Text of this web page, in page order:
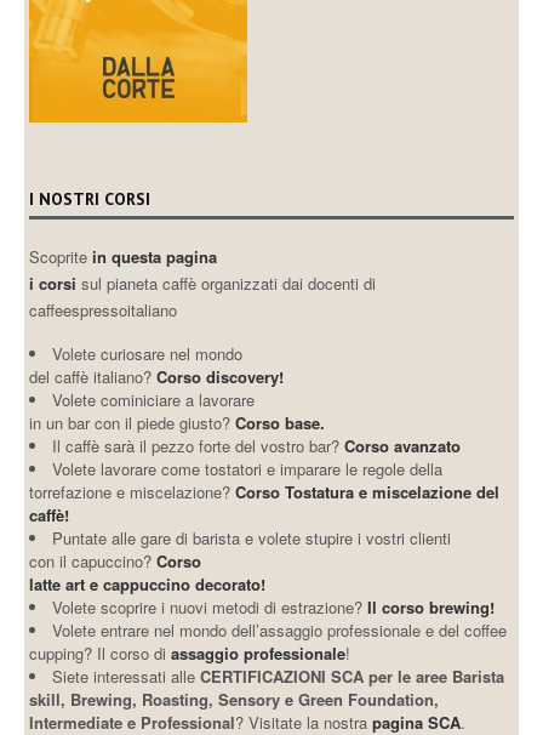
I NOSTRI CORSI
Scopritein questa pagina
i corsi sul pianeta caffè organizzati dai docenti di
caffeespressoitaliano
Volete curiosare nel mondo
del caffè italiano? Corso discovery!
Volete cominiciare a lavorare
in un bar con il piede giusto? Corso base.
Il caffè sarà il pezzo forte del vostro bar?Corso avanzato
Volete lavorare come tostatori e imparare le regole della
torrefazione e miscelazione?Corso Tostatura e miscelazione del
caffè!
Puntate alle gare di barista e volete stupire i vostri clienti
con il capuccino?Corso
latte art e cappuccino decorato!
Volete scoprire i nuovi metodi di estrazione?Il corso brewing!
Volete entrare nel mondo dell’assaggio professionale e del coffee
cupping? Il corso diassaggio professionale!
Siete interessati alleCERTIFICAZIONI SCA per le aree Barista
skill, Brewing, Roasting, Sensory e Green Foundation,
Intermediate e Professional? Visitate la nostrapagina SCA.